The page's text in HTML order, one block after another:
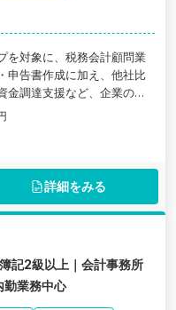
を対象に、税務会計顧問業
申告書作成に加え、他社比
金調達支援など、企業の成
まで深く携わっていただき
して活躍できる環境です。
詳細をみる
記2級以上｜会計事務所
勤業務中心